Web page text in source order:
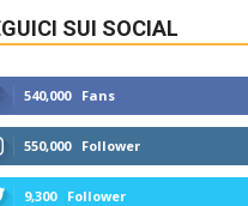
SUI SOCIAL
540,000 Fans
550,000 Follower
9,300 Follower